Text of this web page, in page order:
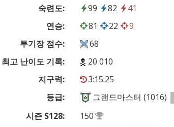
숙련도: 99 82
41
연승:
81 22
9
투기장 점수:
68
최고 난이도 기록:
20 010
지구력:
3:15:25
등급:
그랜드마스터 (1016)
시즌 S128:
150